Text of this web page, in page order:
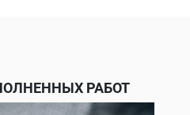
РАБОТ